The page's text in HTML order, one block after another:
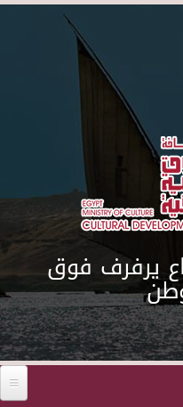
Skip to main content
يرفرف فوق